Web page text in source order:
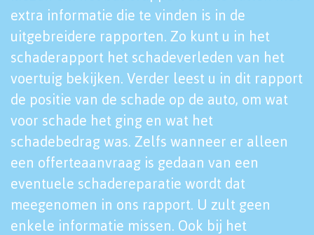
extra informatie die te vinden is in de
uitgebreidere rapporten. Zo kunt u in het
schaderapport het schadeverleden van het
voertuig bekijken. Verder leest u in dit rapport
de positie van de schade op de auto, om wat
voor schade het ging en wat het
schadebedrag was. Zelfs wanneer er alleen
een offerteaanvraag is gedaan van een
eventuele schadereparatie wordt dat
meegenomen in ons rapport. U zult geen
enkele informatie missen. Ook bij het